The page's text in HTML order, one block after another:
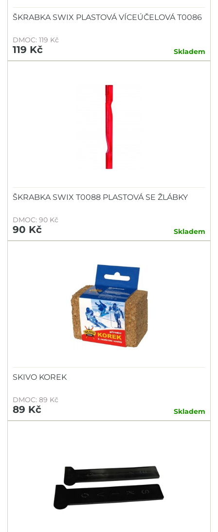
ŠKRABKA SWIX PLASTOVÁ VÍCEÚČELOVÁ T0086
DMOC: 119 Kč
119 Kč Skladem
ŠKRABKA SWIX T0088 PLASTOVÁ SE ŽLÁBKY
DMOC: 90 Kč
90 Kč Skladem
SKIVO KOREK
DMOC: 89 Kč
89 Kč Skladem